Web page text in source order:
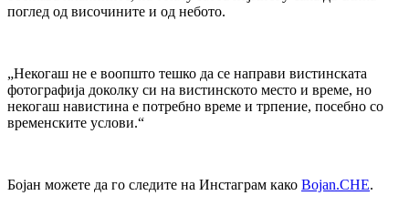
поглед од височините и од небото.
„Некогаш не е воопшто тешко да се направи вистинската
фотографија доколку си на вистинското место и време, но
некогаш навистина е потребно време и трпение, посебно со
временските услови.“
Бојан можете да го следите на Инстаграм како Bojan.CHE.